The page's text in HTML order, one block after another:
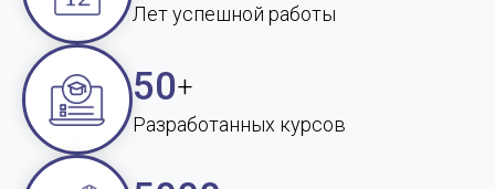
Лет успешной работы
50+
Разработанных курсов